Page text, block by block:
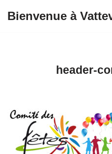
Bienvenue à
header-